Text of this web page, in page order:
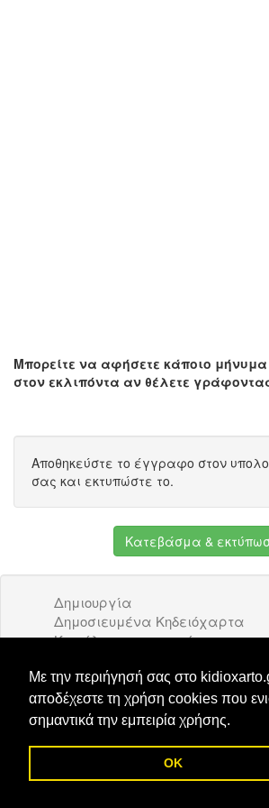
Με την περιήγησή σας στο
αποδέχεστε τη χρήση cookies που
σημαντικά την εμπειρία χρήσης.
OK
ΕναΕτήσιο Μνημόσυνο
δημιουργήθηκε στην
πριν από 18
ώρες
Μπορείτε να αφήσετε κάποιο
στον εκλιπόντα αν θέλετε
Αποθηκεύστε το έγγραφο στον
σας και εκτυπώστε το.
Κατεβάσμα &
Δημιουργία
Δημοσιευμένα Κηδειόχαρτα
Κατάλογος επιχειρήσεων
Διαφήμιση
Επικοινωνία
© 2026 Kidioxarto.gr /